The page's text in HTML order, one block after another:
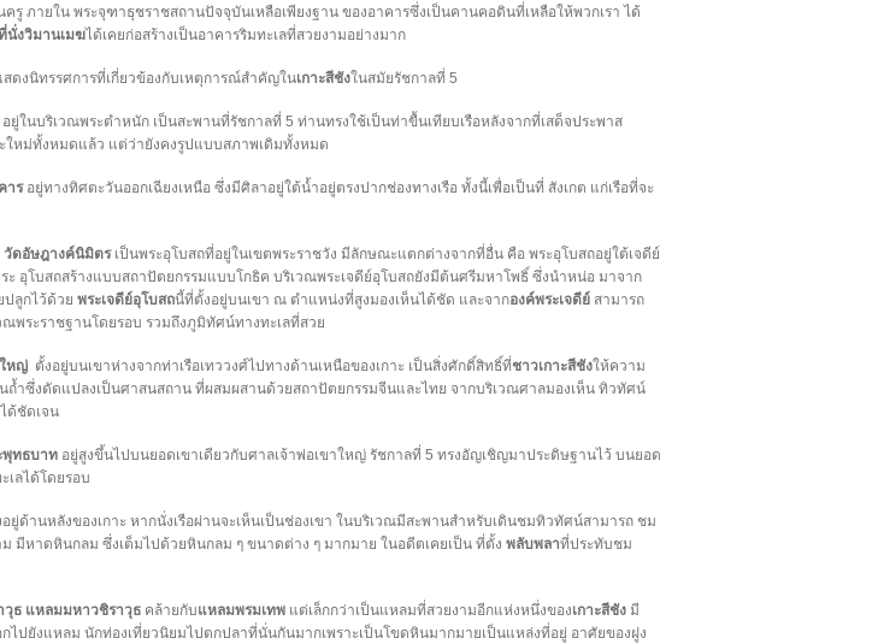
รู ภายใน พระจุฑาธุชราชสถานปัจจุบันเหลือเพียงฐาน ของอาคารซึ่งเป็นคานคอดินที่เหลือให้พวกเรา ได้
นั่งวิมานเมฆได้เคยก่อสร้างเป็นอาคารริมทะเลที่สวยงามอย่างมาก
สดงนิทรรศการที่เกี่ยวข้องกับเหตุการณ์สำคัญในเกาะสีชังในสมัยรัชกาลที่ 5
อยู่ในบริเวณพระตำหนัก เป็นสะพานที่รัชกาลที่ 5 ท่านทรงใช้เป็นท่าขื้นเทียบเรือหลังจากที่เสด็จประพาส
ใหม่ทั้งหมดแล้ว แต่ว่ายังคงรูปแบบสภาพเดิมทั้งหมด
ารอยู่ทางทิศตะวันออกเฉียงเหนือ ซึ่งมีศิลาอยู่ใต้น้ำอยู่ตรงปากช่องทางเรือ ทั้งนี้เพื่อเป็นที่ สังเกต แก่เรือที่จะ
วัดอัษฎางค์นิมิตรเป็นพระอุโบสถที่อยู่ในเขตพระราชวัง มีลักษณะแตกต่างจากที่อื่น คือ พระอุโบสถอยู่ใต้เจดีย์
ะ อุโบสถสร้างแบบสถาปัตยกรรมแบบโกธิค บริเวณพระเจดีย์อุโบสถยังมีต้นศรีมหาโพธิ์ ซึ่งนำหน่อ มาจาก
ปลูกไว้ด้วย พระเจดีย์อุโบสถนี้ที่ตั้งอยู่บนเขา ณ ตำแหน่งที่สูงมองเห็นได้ชัด และจากองค์พระเจดีย์ สามารถ
พระราชฐานโดยรอบ รวมถึงภูมิทัศน์ทางทะเลที่สวย
หญ่ ตั้งอยู่บนเขาห่างจากท่าเรือเทววงศ์ไปทางด้านเหนือของเกาะ เป็นสิ่งศักดิ์สิทธิ์ที่ชาวเกาะสีชังให้ความ
ถ้ำซึ่งดัดแปลงเป็นศาสนสถาน ที่ผสมผสานด้วยสถาปัตยกรรมจีนและไทย จากบริเวณศาลมองเห็น ทิวทัศน์
ด้ชัดเจน
ทธบาท อยู่สูงขึ้นไปบนยอดเขาเดียวกับศาลเจ้าพ่อเขาใหญ่ รัชกาลที่ 5 ทรงอัญเชิญมาประดิษฐานไว้ บนยอด
เลได้โดยรอบ
อยู่ด้านหลังของเกาะ หากนั่งเรือผ่านจะเห็นเป็นช่องเขา ในบริเวณมีสะพานสำหรับเดินชมทิวทัศน์สามารถ ชม
มีหาดหินกลม ซึ่งเต็มไปด้วยหินกลม ๆ ขนาดต่าง ๆ มากมาย ในอดีตเคยเป็น ที่ตั้ง พลับพลาที่ประทับชม
วุธ แหลมมหาวชิราวุธ คล้ายกับแหลมพรมเทพ แต่เล็กกว่าเป็นแหลมที่สวยงามอีกแห่งหนึ่งของเกาะสีชัง มี
ไปยังแหลม นักท่องเที่ยวนิยมไปตกปลาที่นั่นกันมากเพราะเป็นโขดหินมากมายเป็นแหล่งที่อยู่ อาศัยของฝูง